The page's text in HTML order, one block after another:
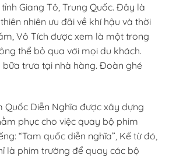
Giang Tô, Trung Quốc. Đây là
nhiên ưu đãi về khí hậu và thời
Vô Tích được xem là một trong
thể bỏ qua với mọi du khách.
trưa tại nhà hàng. Đoàn ghé
Quốc Diễn Nghĩa được xây dựng
phục cho việc quay bộ phim
“Tam quốc diễn nghĩa”, Kể từ đó,
là phim trường để quay các bộ